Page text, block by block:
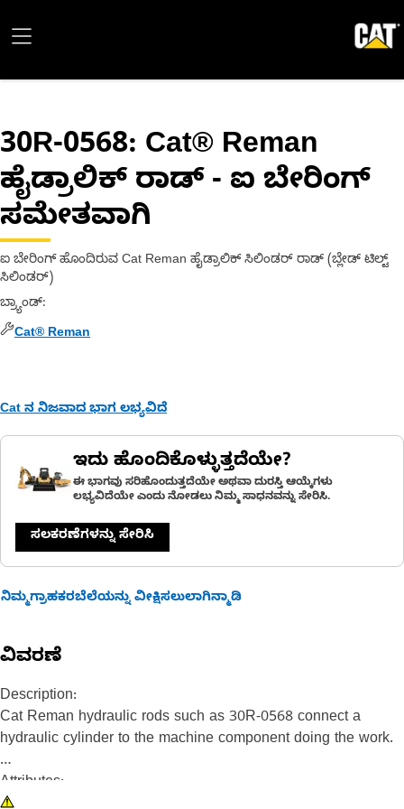
30R-0568: Cat® Reman
ಹೈಡ್ರಾಲಿಕ್ ರಾಡ್ - ಐ ಬೇರಿಂಗ್
ಸಮೇತವಾಗಿ
ಐ ಬೇರಿಂಗ್ ಹೊಂದಿರುವ Cat Reman ಹೈಡ್ರಾಲಿಕ್ ಸಿಲಿಂಡರ್ ರಾಡ್ (ಬ್ಲೇಡ್ ಟಿಲ್ಟ್
ಸಿಲಿಂಡರ್)
ಬ್ರ್ಯಾಂಡ್:
Cat® Reman
Cat ನ ನಿಜವಾದ ಭಾಗ ಲಭ್ಯವಿದೆ
ಇದು ಹೊಂದಿಕೊಳ್ಳುತ್ತದೆಯೇ?
ಈ ಭಾಗವು ಸರಿಹೊಂದುತ್ತದೆಯೇ ಅಥವಾ ದುರಸ್ತಿ ಆಯ್ಕೆಗಳು
ಲಭ್ಯವಿದೆಯೇ ಎಂದು ನೋಡಲು ನಿಮ್ಮ ಸಾಧನವನ್ನು ಸೇರಿಸಿ.
ಸಲಕರಣೆಗಳನ್ನು ಸೇರಿಸಿ
ನಿಮ್ಮಗ್ರಾಹಕರಬೆಲೆಯನ್ನು ವೀಕ್ಷಿಸಲುಲಾಗಿನ್ಮಾಡಿ
ವಿವರಣೆ
Description:
Cat Reman hydraulic rods such as 30R-0568 connect a
hydraulic cylinder to the machine component doing the work.
Attributes: